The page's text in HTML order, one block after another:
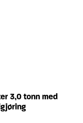
3,0 tonn med